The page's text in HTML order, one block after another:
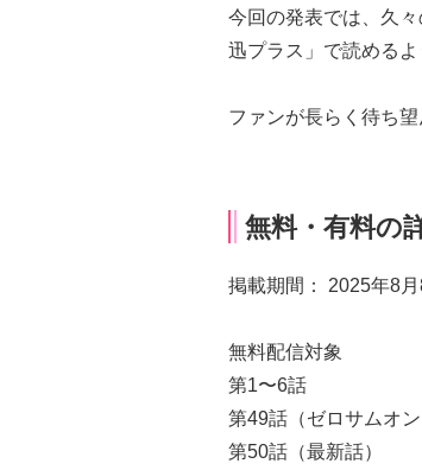
今回の発表では、久
迅プラス」で読めるよ
ファンが長らく待ち
無料・有料の
掲載期間： 2025年8
無料配信対象
第1〜6話
第49話（ゼロサムオ
第50話（最新話）